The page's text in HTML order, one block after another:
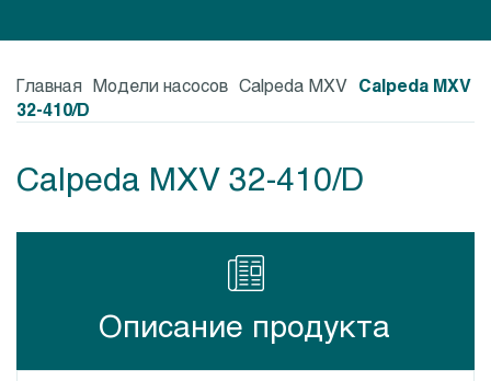
Главная Модели насосов Calpeda MXV Calpeda MXV
32-410/D
Calpeda MXV 32-410/D
Описание продукта